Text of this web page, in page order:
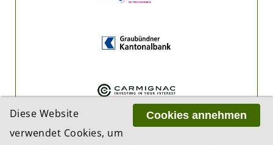
Cookies annehmen
Diese Website
verwendet Cookies, um